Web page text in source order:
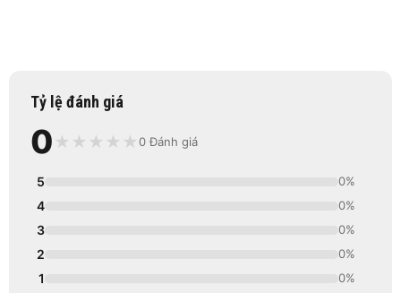
Tỷ lệ đánh giá
0 ★ ★ ★ ★ ★0 Đánh giá
5 0%
4 0%
3 0%
2 0%
1 0%